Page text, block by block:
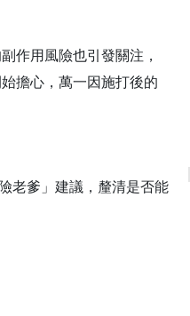
作用風險也引發關注，
擔心，萬一因施打後的
老爹」建議，釐清是否能